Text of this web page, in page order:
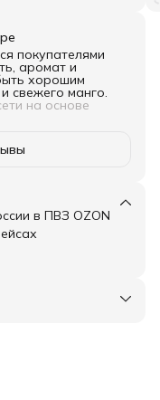
покупателями
аромат и
хорошим
свежего манго.
на основе
в ПВЗ OZON